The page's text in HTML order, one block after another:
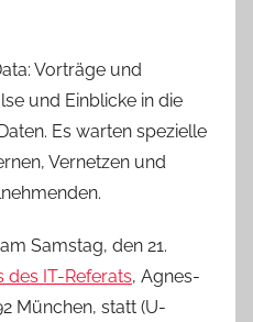
Vorträge und
und Einblicke in die
Es warten spezielle
Vernetzen und
Samstag, den 21.
des IT-Referats, Agnes-
München, statt (U-